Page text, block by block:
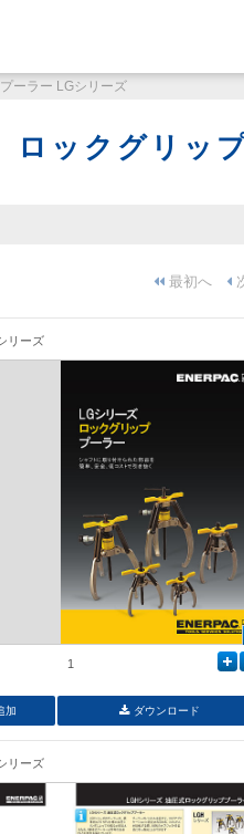
ーラー LGシリーズ
ロックグリッ
リーズ
1
加 ダウンロード
リーズ